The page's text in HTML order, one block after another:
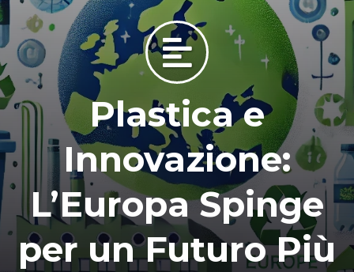
Plastica e
Innovazione:
L’Europa Spinge
per un Futuro Più